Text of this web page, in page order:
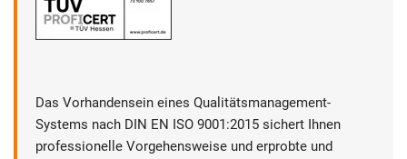
Das Vorhandensein eines Qualitätsmanagement-
Systems nach DIN EN ISO 9001:2015 sichert Ihnen
professionelle Vorgehensweise und erprobte und